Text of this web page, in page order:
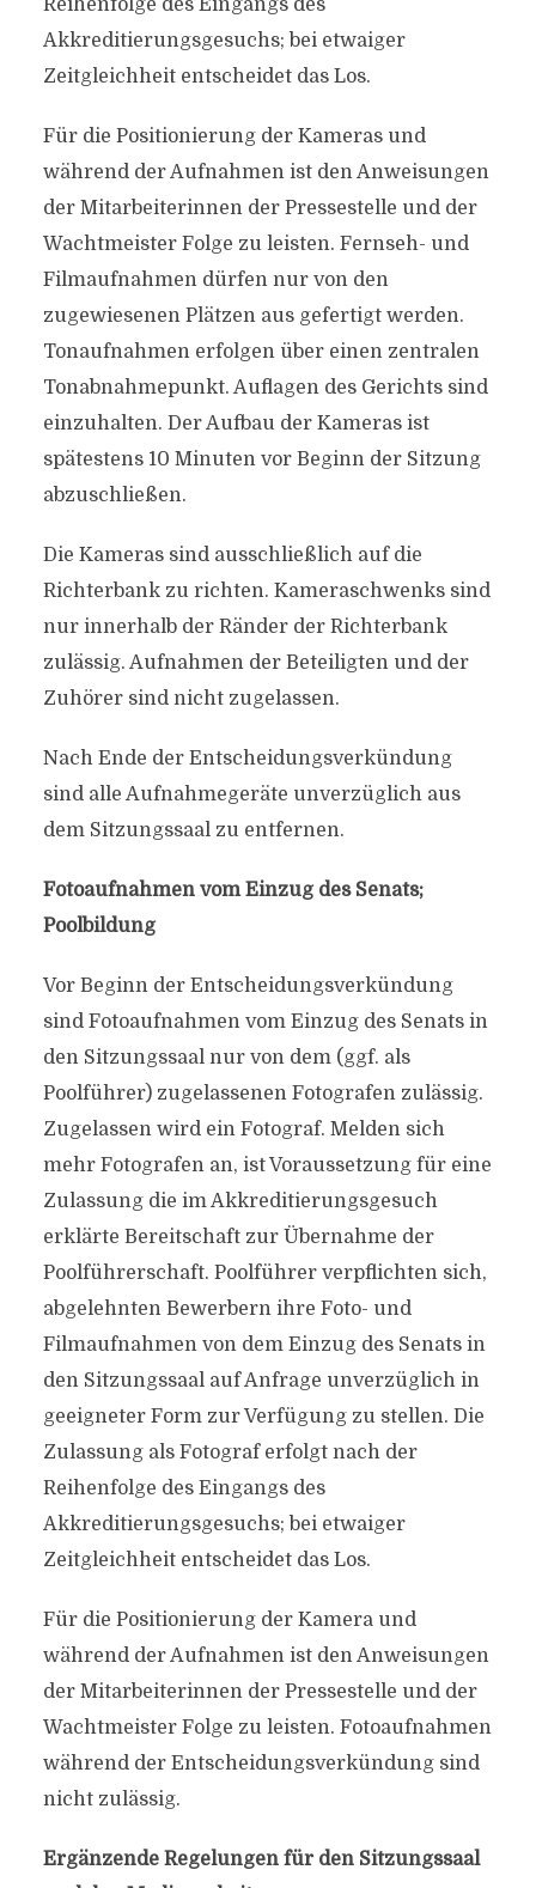
Reihenfolge des Eingangs des
Akkreditierungsgesuchs; bei etwaiger
Zeitgleichheit entscheidet das Los.
Für die Positionierung der Kameras und
während der Aufnahmen ist den Anweisungen
der Mitarbeiterinnen der Pressestelle und der
Wachtmeister Folge zu leisten. Fernseh- und
Filmaufnahmen dürfen nur von den
zugewiesenen Plätzen aus gefertigt werden.
Tonaufnahmen erfolgen über einen zentralen
Tonabnahmepunkt. Auflagen des Gerichts sind
einzuhalten. Der Aufbau der Kameras ist
spätestens 10 Minuten vor Beginn der Sitzung
abzuschließen.
Die Kameras sind ausschließlich auf die
Richterbank zu richten. Kameraschwenks sind
nur innerhalb der Ränder der Richterbank
zulässig. Aufnahmen der Beteiligten und der
Zuhörer sind nicht zugelassen.
Nach Ende der Entscheidungsverkündung
sind alle Aufnahmegeräte unverzüglich aus
dem Sitzungssaal zu entfernen.
Fotoaufnahmen vom Einzug des Senats;
Poolbildung
Vor Beginn der Entscheidungsverkündung
sind Fotoaufnahmen vom Einzug des Senats in
den Sitzungssaal nur von dem (ggf. als
Poolführer) zugelassenen Fotografen zulässig.
Zugelassen wird ein Fotograf. Melden sich
mehr Fotografen an, ist Voraussetzung für eine
Zulassung die im Akkreditierungsgesuch
erklärte Bereitschaft zur Übernahme der
Poolführerschaft. Poolführer verpflichten sich,
abgelehnten Bewerbern ihre Foto- und
Filmaufnahmen von dem Einzug des Senats in
den Sitzungssaal auf Anfrage unverzüglich in
geeigneter Form zur Verfügung zu stellen. Die
Zulassung als Fotograf erfolgt nach der
Reihenfolge des Eingangs des
Akkreditierungsgesuchs; bei etwaiger
Zeitgleichheit entscheidet das Los.
Für die Positionierung der Kamera und
während der Aufnahmen ist den Anweisungen
der Mitarbeiterinnen der Pressestelle und der
Wachtmeister Folge zu leisten. Fotoaufnahmen
während der Entscheidungsverkündung sind
nicht zulässig.
Ergänzende Regelungen für den Sitzungssaal